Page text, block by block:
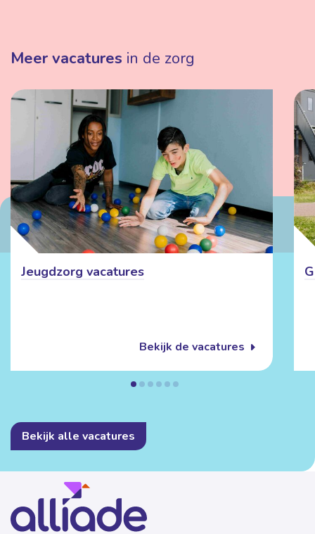
Meer vacatures in de zorg
Jeugdzorg vacatures
Bekijk de vacatures
Bekijk alle vacatures